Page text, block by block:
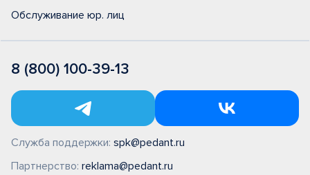
Обслуживание юр. лиц
8 (800) 100-39-13
Служба поддержки: spk@pedant.ru
Партнерство: reklama@pedant.ru